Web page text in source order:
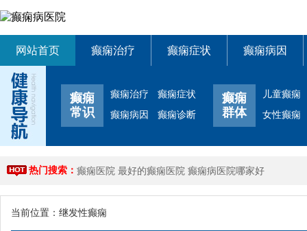
网站首页 癫痫治疗 癫痫症状 癫痫病因
癫痫
常识
癫痫治疗
癫痫症状
癫痫病因
癫痫诊断
癫痫
群体
儿童癫痫
女性癫痫
热门搜索： 癫痫医院 最好的癫痫医院 癫痫病医院哪家好
当前位置： 继发性癫痫